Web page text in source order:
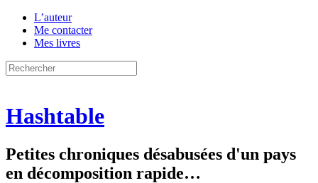
L’auteur
Me contacter
Mes livres
Hashtable
Petites chroniques désabusées d'un pays
en décomposition rapide…